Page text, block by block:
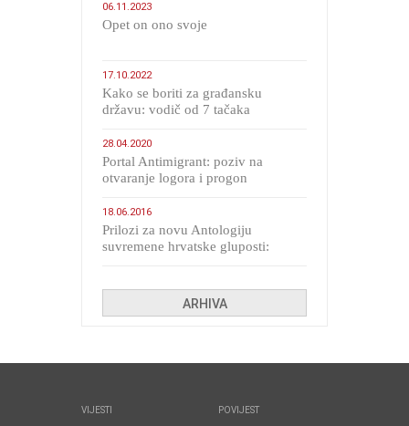
06.11.2023
​Opet on ono svoje
17.10.2022
Kako se boriti za građansku
državu: vodič od 7 tačaka
28.04.2020
Portal Antimigrant: poziv na
otvaranje logora i progon
18.06.2016
Prilozi za novu Antologiju
suvremene hrvatske gluposti:
ARHIVA
VIJESTI POVIJEST